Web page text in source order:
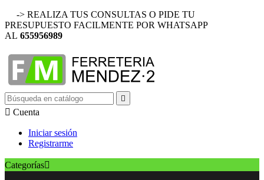
-> REALIZA TUS CONSULTAS O PIDE TU
PRESUPUESTO FACILMENTE POR WHATSAPP
AL 655956989

 Cuenta
Iniciar sesión
Registrarme
Categorías